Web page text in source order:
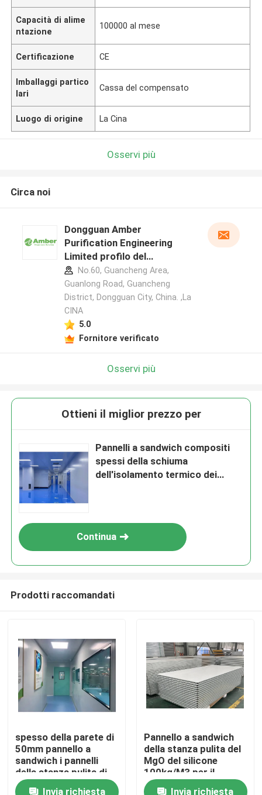
Prodotti
Circa noi
Capacità di alime
ntazione
100000 al mese
Certificazione CE
Imballaggi partico
lari
Cassa del compensato
Luogo di origine La Cina
Osservi più
Circa noi
Dongguan Amber
Purification Engineering
Limited profilo del
produttore
No.60, Guancheng Area,
Guanlong Road, Guancheng
District, Dongguan City, China. ,La
CINA
5.0
Fornitore verificato
Osservi più
Ottieni il miglior prezzo per
Pannelli a sandwich compositi
spessi della schiuma
dell'isolamento termico dei
Continua
Prodotti raccomandati
spesso della parete di
50mm pannello a
sandwich i pannelli
della stanza pulita di
12m GMP su misura
Invia richiesta
Pannello a sandwich
della stanza pulita del
MgO del silicone
100kg/M3 per il
magazzino
Invia richiesta